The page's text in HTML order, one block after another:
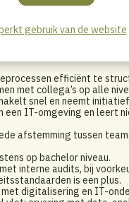
HACCP of
stelt verbeteringen
efficiënt te
met collega’s op alle
snel en neemt
een IT-omgeving en leert
afstemming tussen
op bachelor niveau.
interne audits, bij
is een plus.
digitalisering en IT-
gebruik van de website